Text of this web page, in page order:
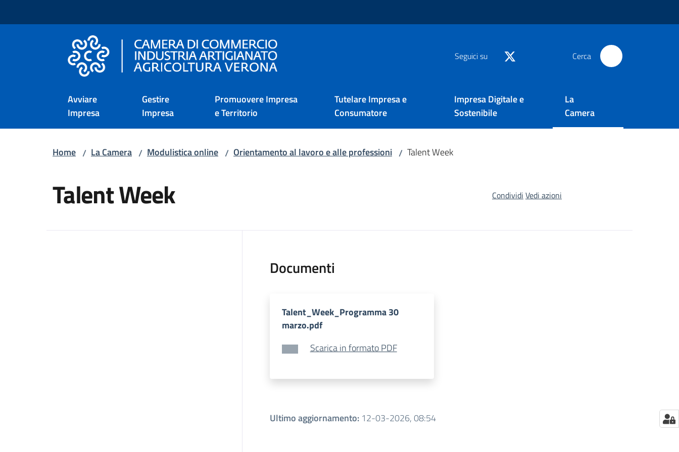
Camera di Commercio di Verona Seguici su Cerca
Avviare
Impresa
Gestire
Impresa
Promuovere Impresa
e Territorio
Tutelare Impresa e
Consumatore
Impresa Digitale e
Sostenibile
La
Camera
Home / La Camera / Modulistica online / Orientamento al lavoro e alle professioni / Talent Week
Talent Week Condividi Vedi azioni
Documenti
Talent_Week_Programma 30
marzo.pdf
Scarica in formato PDF
Ultimo aggiornamento: 12-03-2026, 08:54